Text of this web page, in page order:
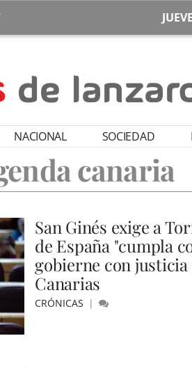
NACIONAL SOCIEDAD
canaria
San Ginés exige a
de España "cumpla
gobierne con justicia
Canarias
CRÓNICAS